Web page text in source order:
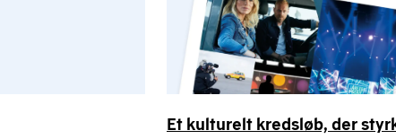
Et kulturelt kredsløb, der